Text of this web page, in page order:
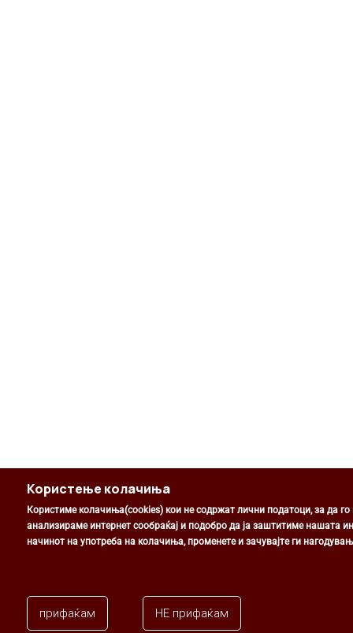
Користење колачиња
Користиме колачиња(cookies) кои не содржат лични податоци, за да
анализираме интернет сообраќај и подобро да ја заштитиме нашата
начинот на употреба на колачиња, променете и зачувајте ги
прифаќам НЕ прифаќам